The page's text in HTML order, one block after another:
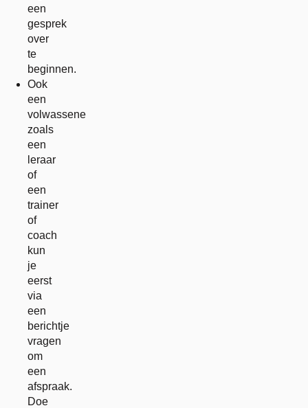
een
gesprek
over
te
beginnen.
Ook
een
volwassene
zoals
een
leraar
of
een
trainer
of
coach
kun
je
eerst
via
een
berichtje
vragen
om
een
afspraak.
Doe